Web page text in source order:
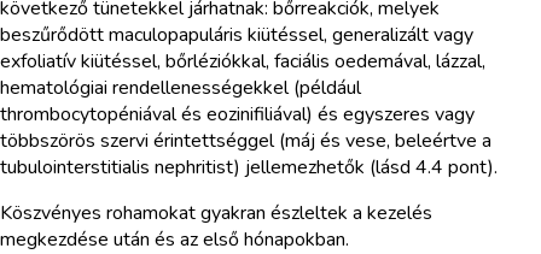
következő tünetekkel járhatnak: bőrreakciók, melyek
beszűrődött maculopapuláris kiütéssel, generalizált vagy
exfoliatív kiütéssel, bőrléziókkal, faciális oedemával, lázzal,
hematológiai rendellenességekkel (például
thrombocytopéniával és eozinifiliával) és egyszeres vagy
többszörös szervi érintettséggel (máj és vese, beleértve a
tubulointerstitialis nephritist) jellemezhetők (lásd 4.4 pont).
Köszvényes rohamokat gyakran észleltek a kezelés
megkezdése után és az első hónapokban.